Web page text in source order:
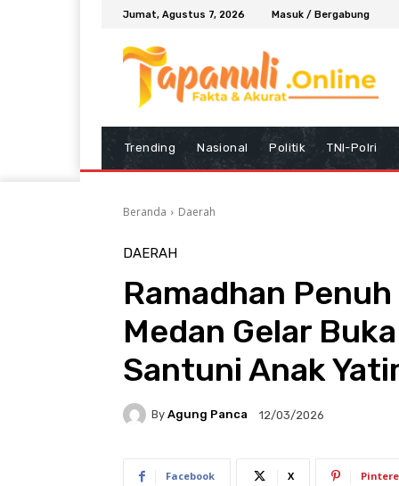
Jumat, Agustus 7, 2026 Masuk / Bergabung
Trending Nasional Politik TNI-Polri
Beranda Daerah
DAERAH
Ramadhan
Medan Gelar
Santuni Anak
By Agung Panca 12/03/2026
Facebook X